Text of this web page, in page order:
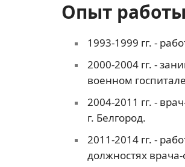
Опыт работы
1993-1999 гг. -
2000-2004 гг. -
военном
2004-2011 гг. -
г. Белгород.
2011-2014 гг. -
должностях